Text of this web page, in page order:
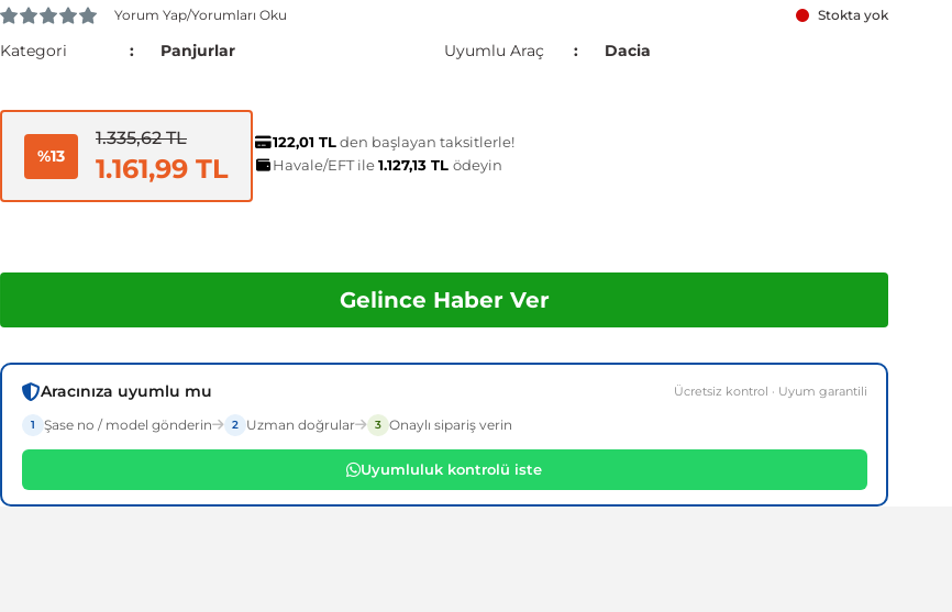
Yorum Yap/Yorumları Oku Stokta yok
Kategori Panjurlar Uyumlu Araç Dacia
%13
1.335,62 TL
1.161,99 TL
122,01 TLden başlayan taksitlerle!
Havale/EFT ile1.127,13 TL ödeyin
Gelince Haber Ver
Aracınıza uyumlu mu Ücretsiz kontrol · Uyum garantili
1 Şase no / model gönderin 2 Uzman doğrular 3 Onaylı sipariş verin
Uyumluluk kontrolü iste